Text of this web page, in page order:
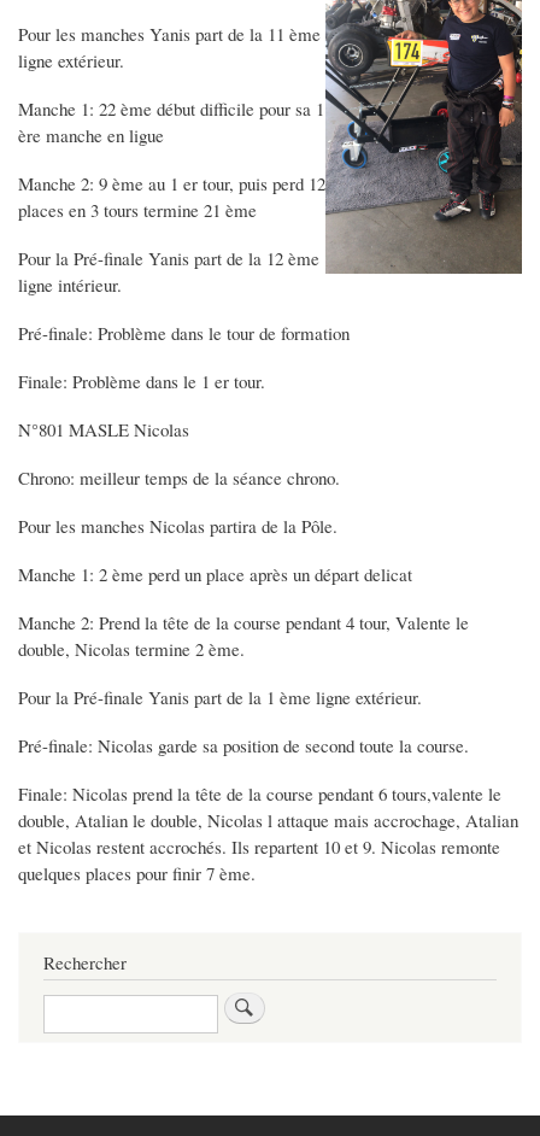
Pour les manches Yanis part de la 11 ème
ligne extérieur.
Manche 1: 22 ème début difficile pour sa 1
ère manche en ligue
Manche 2: 9 ème au 1 er tour, puis perd 12
places en 3 tours termine 21 ème
Pour la Pré-finale Yanis part de la 12 ème
ligne intérieur.
Pré-finale: Problème dans le tour de formation
Finale: Problème dans le 1 er tour.
N°801 MASLE Nicolas
Chrono: meilleur temps de la séance chrono.
Pour les manches Nicolas partira de la Pôle.
Manche 1: 2 ème perd un place après un départ delicat
Manche 2: Prend la tête de la course pendant 4 tour, Valente le
double, Nicolas termine 2 ème.
Pour la Pré-finale Yanis part de la 1 ème ligne extérieur.
Pré-finale: Nicolas garde sa position de second toute la course.
Finale: Nicolas prend la tête de la course pendant 6 tours,valente le
double, Atalian le double, Nicolas l attaque mais accrochage, Atalian
et Nicolas restent accrochés. Ils repartent 10 et 9. Nicolas remonte
quelques places pour finir 7 ème.
Rechercher
Rechercher